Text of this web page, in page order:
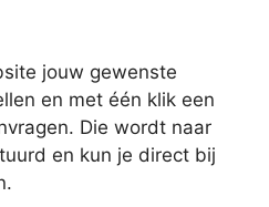
jouw gewenste
en met één klik een
Die wordt naar
en kun je direct bij